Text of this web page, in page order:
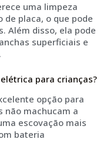
uma limpeza
placa, o que pode
Além disso, ela pode
superficiais e
para crianças?
opção para
não machucam a
escovação mais
bateria